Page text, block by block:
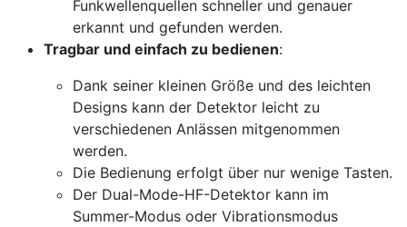
Funkwellenquellen schneller und genauer
erkannt und gefunden werden.
Tragbar und einfach zu bedienen:
Dank seiner kleinen Größe und des leichten
Designs kann der Detektor leicht zu
verschiedenen Anlässen mitgenommen
werden.
Die Bedienung erfolgt über nur wenige Tasten.
Der Dual-Mode-HF-Detektor kann im
Summer-Modus oder Vibrationsmodus